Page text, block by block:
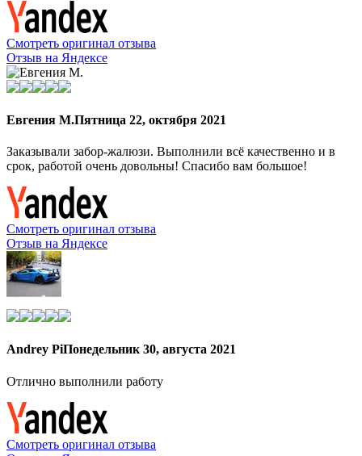
Смотреть оригинал отзыва
Отзыв на Яндексе
Евгения М.Пятница 22, октября 2021
Заказывали забор-жалюзи. Выполнили всё качественно и в
срок, работой очень довольны! Спасибо вам большое!
Смотреть оригинал отзыва
Отзыв на Яндексе
Andrey PiПонедельник 30, августа 2021
Отлично выполнили работу
Смотреть оригинал отзыва